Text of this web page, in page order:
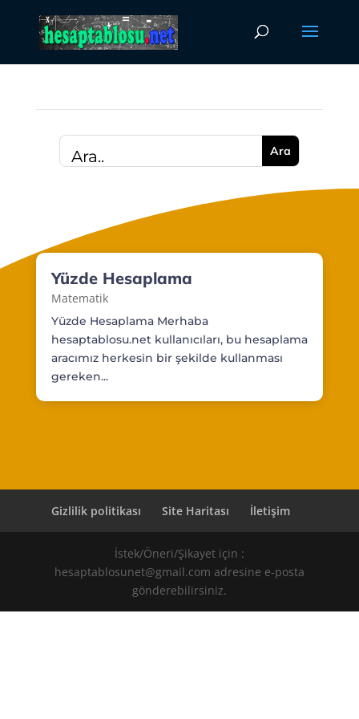
Yüzde Hesaplama
Matematik
Yüzde Hesaplama Merhaba
hesaptablosu.net kullanıcıları, bu hesaplama
aracımız herkesin bir şekilde kullanması
gereken...
Gizlilik politikası Site Haritası İletişim
İstek/Öneri/Şikayet için :
hesaptablosunet@gmail.com adresine e-posta
gönderebilirsiniz.